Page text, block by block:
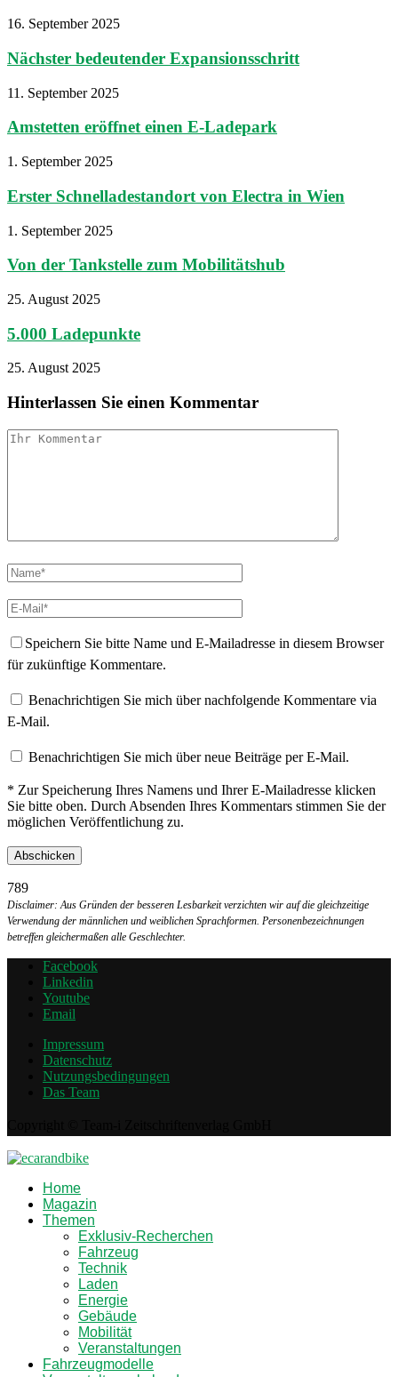
16. September 2025
Nächster bedeutender Expansionsschritt
11. September 2025
Amstetten eröffnet einen E-Ladepark
1. September 2025
Erster Schnelladestandort von Electra in Wien
1. September 2025
Von der Tankstelle zum Mobilitätshub
25. August 2025
5.000 Ladepunkte
25. August 2025
Hinterlassen Sie einen Kommentar
Speichern Sie bitte Name und E-Mailadresse in diesem Browser
für zukünftige Kommentare.
Benachrichtigen Sie mich über nachfolgende Kommentare via
E-Mail.
Benachrichtigen Sie mich über neue Beiträge per E-Mail.
* Zur Speicherung Ihres Namens und Ihrer E-Mailadresse klicken
Sie bitte oben. Durch Absenden Ihres Kommentars stimmen Sie der
möglichen Veröffentlichung zu.
789
Disclaimer: Aus Gründen der besseren Lesbarkeit verzichten wir auf die gleichzeitige
Verwendung der männlichen und weiblichen Sprachformen. Personenbezeichnungen
betreffen gleichermaßen alle Geschlechter.
Facebook
Linkedin
Youtube
Email
Impressum
Datenschutz
Nutzungsbedingungen
Das Team
Home
Magazin
Themen
Exklusiv-Recherchen
Fahrzeug
Technik
Laden
Energie
Gebäude
Mobilität
Veranstaltungen
Fahrzeugmodelle